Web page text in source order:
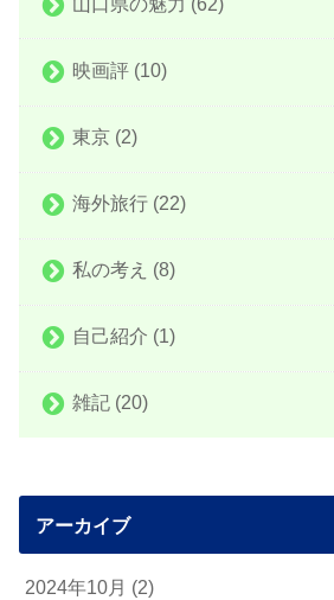
映画評 (10)
東京 (2)
海外旅行 (22)
私の考え (8)
自己紹介 (1)
雑記 (20)
アーカイブ
2024年10月 (2)